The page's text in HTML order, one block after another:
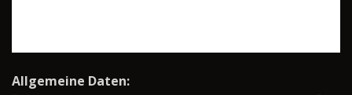
Allgemeine Daten: